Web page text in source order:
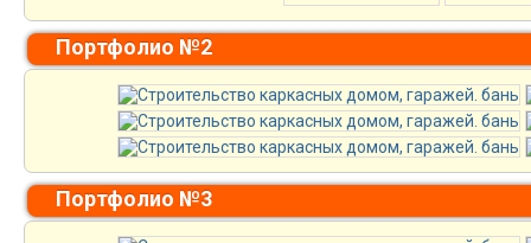
Портфолио №2
Портфолио №3